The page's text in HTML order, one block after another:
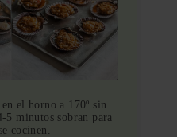
el horno a 170º sin
5 minutos sobran para
cocinen.